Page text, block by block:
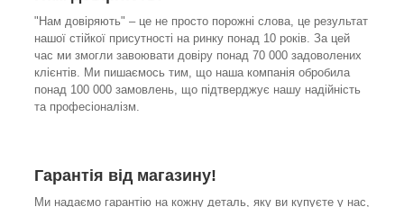
"Нам довіряють" – це не просто порожні слова, це результат
нашої стійкої присутності на ринку понад 10 років. За цей
час ми змогли завоювати довіру понад 70 000 задоволених
клієнтів. Ми пишаємось тим, що наша компанія обробила
понад 100 000 замовлень, що підтверджує нашу надійність
та професіоналізм.
Гарантія від магазину!
Ми надаємо гарантію на кожну деталь, яку ви купуєте у нас,